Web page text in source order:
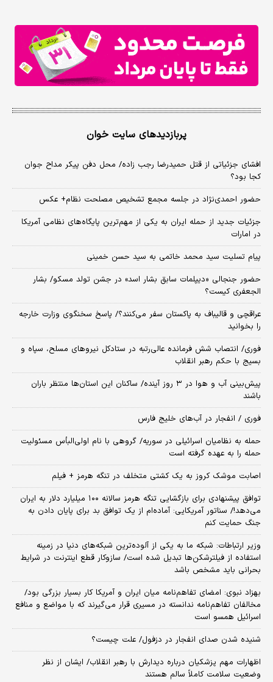
پربازدیدهای سایت خوان
افشای جزئیاتی از قتل حمیدرضا رجب زاده/ محل دفن پیکر مداح جوان
کجا بود؟
حضور احمدی‌نژاد در جلسه مجمع تشخیص مصلحت نظام+ عکس
جزئیات جدید از حمله ایران به یکی از مهم‌ترین پایگاه‌های نظامی آمریکا
در امارات
پیام تسلیت سید محمد خاتمی به سید حسن خمینی
حضور جنجالی «دیپلمات سابق بشار اسد» در جشن تولد مسکو/ بشار
الجعفری کیست؟
عراقچی و قالیباف به پاکستان سفر می‌کنند؟/ پاسخ سخنگوی وزارت خارجه
را بخوانید
فوری/ انتصاب شش فرمانده عالی‌رتبه در ستادکل نیروهای مسلح، سپاه و
بسیج با حکم رهبر انقلاب
پیش‌بینی آب و هوا در ۳ روز آینده/ ساکنان این استان‌ها منتظر باران
باشند
فوری / انفجار در آب‌های خلیج فارس
حمله به نظامیان اسرائیلی در سوریه/ گروهی با نام اولی‌البأس مسئولیت
حمله را به عهده گرفته است
اصابت موشک کروز به یک کشتی متخلف در تنگه هرمز + فیلم
توافق پیشنهادی برای بازگشایی تنگه هرمز سالانه ۱۰۰ میلیارد دلار به ایران
می‌دهد!/ سناتور آمریکایی: آماده‌ام از یک توافق بد برای پایان دادن به
جنگ حمایت کنم
وزیر ارتباطات: شبکه ما به یکی از آلوده‌ترین شبکه‌های دنیا در زمینه
استفاده از فیلترشکن‌ها تبدیل شده است/ سازوکار قطع اینترنت در شرایط
بحرانی باید مشخص باشد
بهزاد نبوی: امضای تفاهم‌نامه میان ایران و آمریکا کار بسیار بزرگی بود/
مخالفان تفاهم‌نامه ندانسته در مسیری قرار می‌گیرند که با مواضع و منافع
اسرائیل همسو است
شنیده شدن صدای انفجار در دزفول/ علت چیست؟
اظهارات مهم پزشکیان درباره دیدارش با رهبر انقلاب/ ایشان از نظر
وضعیت سلامت کاملاً سالم هستند